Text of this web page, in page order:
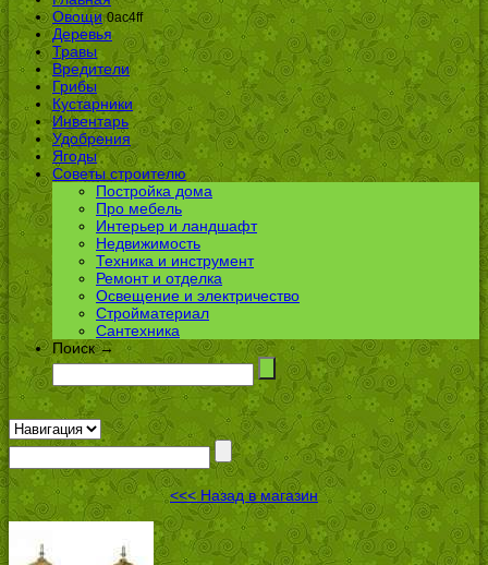
Овощи 0ac4ff
Деревья
Травы
Вредители
Грибы
Кустарники
Инвентарь
Удобрения
Ягоды
Советы строителю
Постройка дома
Про мебель
Интерьер и ландшафт
Недвижимость
Техника и инструмент
Ремонт и отделка
Освещение и электричество
Стройматериал
Сантехника
Поиск →
<<< Назад в магазин